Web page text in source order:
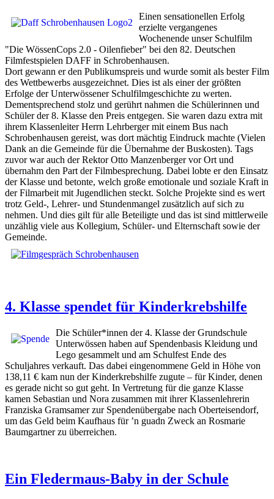
Einen sensationellen Erfolg
erzielte vergangenes
Wochenende unser Schulfilm
"Die WössenCops 2.0 - Oilenfieber" bei den 82. Deutschen
Filmfestspielen DAFF in Schrobenhausen.
Dort gewann er den Publikumspreis und wurde somit als bester Film
des Wettbewerbs ausgezeichnet. Dies ist als einer der größten
Erfolge der Unterwössener Schulfilmgeschichte zu werten.
Dementsprechend stolz und gerührt nahmen die Schülerinnen und
Schüler der 8. Klasse den Preis entgegen. Sie waren dazu extra mit
ihrem Klassenleiter Herrn Lehrberger mit einem Bus nach
Schrobenhausen gereist, was dort mächtig Eindruck machte (Vielen
Dank an die Gemeinde für die Übernahme der Buskosten). Tags
zuvor war auch der Rektor Otto Manzenberger vor Ort und
übernahm den Part der Filmbesprechung. Dabei lobte er den Einsatz
der Klasse und betonte, welch große emotionale und soziale Kraft in
der Filmarbeit mit Jugendlichen steckt. Solche Projekte sind es wert
trotz Geld-, Lehrer- und Stundenmangel zusätzlich auf sich zu
nehmen. Und dies gilt für alle Beteiligte und das ist sind mittlerweile
unzählig viele aus Kollegium, Schüler- und Elternschaft sowie der
Gemeinde.
4. Klasse spendet für Kinderkrebshilfe
Die Schüler*innen der 4. Klasse der Grundschule
Unterwössen haben auf Spendenbasis Kleidung und
Lego gesammelt und am Schulfest Ende des
Schuljahres verkauft. Das dabei eingenommene Geld in Höhe von
138,11 € kam nun der Kinderkrebshilfe zugute – für Kinder, denen
es gerade nicht so gut geht. In Vertretung für die ganze Klasse
kamen Sebastian und Nora zusammen mit ihrer Klassenlehrerin
Franziska Gramsamer zur Spendenübergabe nach Oberteisendorf,
um das Geld beim Kaufhaus für ’n guadn Zweck an Rosmarie
Baumgartner zu überreichen.
Ein Fledermaus-Baby in der Schule